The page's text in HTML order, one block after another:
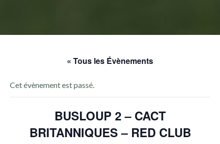
« Tous les Évènements
Cet évènement est passé.
BUSLOUP 2 – CACT
BRITANNIQUES – RED CLUB